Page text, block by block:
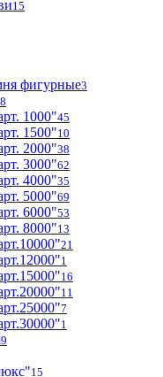
15
фигурные3
1000"45
1500"10
2000"38
3000"62
4000"35
5000"69
6000"53
8000"13
21
1
16
11
7
1
9
15